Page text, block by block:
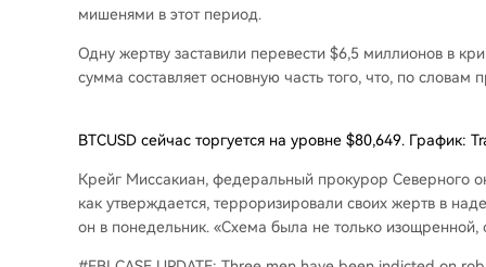
мишенями в этот период.
Одну жертву заставили перевести $6,5 миллионов в
сумма составляет основную часть того, что, по
BTCUSD сейчас торгуется на уровне $80,649. График:
Крейг Миссакиан, федеральный прокурор Северного
как утверждается, терроризировали своих жертв в
он в понедельник. «Схема была не только изощренной,